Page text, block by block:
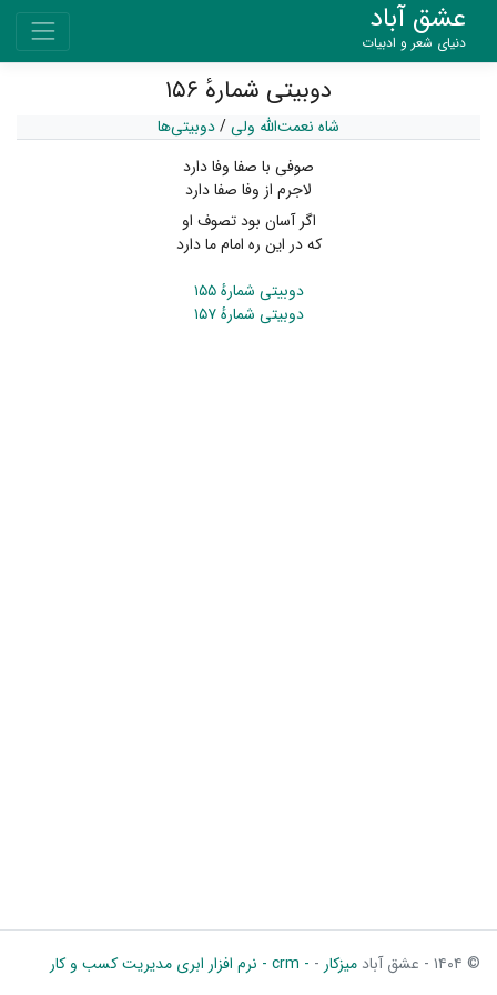
عشق آباد
دنیای شعر و ادبیات
دوبیتی شمارهٔ ۱۵۶
شاه نعمت‌الله ولی/دوبیتی‌ها
صوفی با صفا وفا دارد
لاجرم از وفا صفا دارد
اگر آسان بود تصوف او
که در این ره امام ما دارد
دوبیتی شمارهٔ ۱۵۵
دوبیتی شمارهٔ ۱۵۷
© ۱۴۰۴ - عشق آباد میزکار - - crm - نرم افزار ابری مدیریت کسب و کار